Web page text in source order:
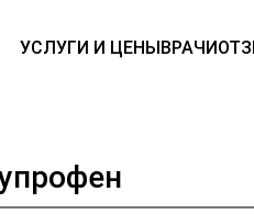
УСЛУГИ И ЦЕНЫВРАЧИ